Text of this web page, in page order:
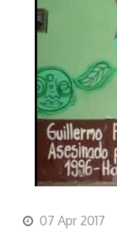
07 Apr 2017